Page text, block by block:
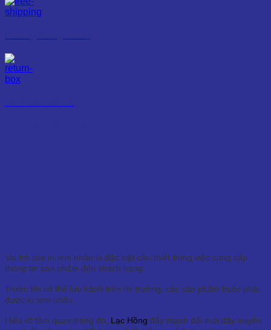
Vai trò của in tem nhãn là đặc biệt cần thiết trong việc cung cấp
thông tin sản phẩm đến khách hàng.
Trước khi có thể lưu hành trên thị trường, các sản phẩm buộc phải
được in tem nhãn.
Hiểu rõ tầm quan trọng đó, Lạc Hồng đẩy mạnh đổi mới dây truyền